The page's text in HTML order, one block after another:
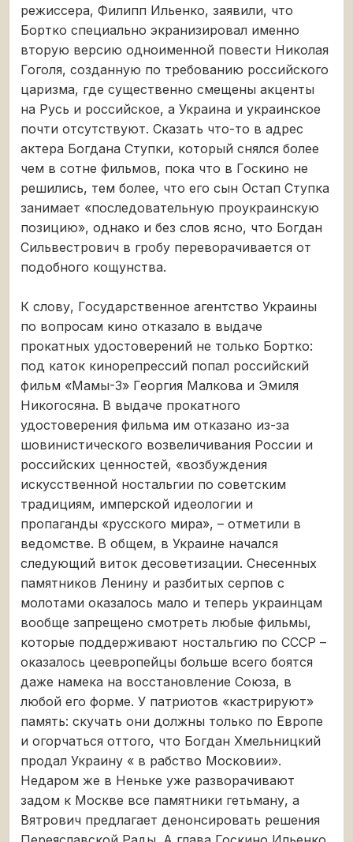
режиссера, Филипп Ильенко, заявили, что
Бортко специально экранизировал именно
вторую версию одноименной повести Николая
Гоголя, созданную по требованию российского
царизма, где существенно смещены акценты
на Русь и российское, а Украина и украинское
почти отсутствуют. Сказать что-то в адрес
актера Богдана Ступки, который снялся более
чем в сотне фильмов, пока что в Госкино не
решились, тем более, что его сын Остап Ступка
занимает «последовательную проукраинскую
позицию», однако и без слов ясно, что Богдан
Сильвестрович в гробу переворачивается от
подобного кощунства.
К слову, Государственное агентство Украины
по вопросам кино отказало в выдаче
прокатных удостоверений не только Бортко:
под каток кинорепрессий попал российский
фильм «Мамы-3» Георгия Малкова и Эмиля
Никогосяна. В выдаче прокатного
удостоверения фильма им отказано из-за
шовинистического возвеличивания России и
российских ценностей, «возбуждения
искусственной ностальгии по советским
традициям, имперской идеологии и
пропаганды «русского мира», – отметили в
ведомстве. В общем, в Украине начался
следующий виток десоветизации. Снесенных
памятников Ленину и разбитых серпов с
молотами оказалось мало и теперь украинцам
вообще запрещено смотреть любые фильмы,
которые поддерживают ностальгию по СССР –
оказалось цеевропейцы больше всего боятся
даже намека на восстановление Союза, в
любой его форме. У патриотов «кастрируют»
память: скучать они должны только по Европе
и огорчаться оттого, что Богдан Хмельницкий
продал Украину « в рабство Московии».
Недаром же в Неньке уже разворачивают
задом к Москве все памятники гетьману, а
Вятрович предлагает денонсировать решения